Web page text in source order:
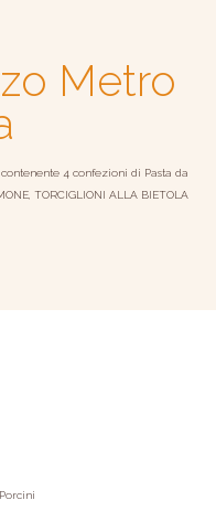
Metro
4 confezioni di Pasta da
TORCIGLIONI ALLA BIETOLA